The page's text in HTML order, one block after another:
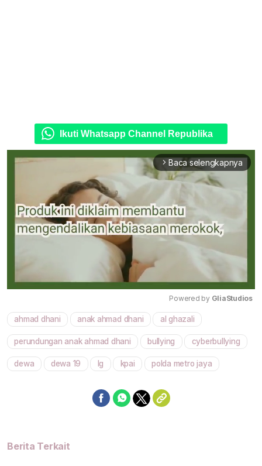
Ikuti Whatsapp Channel Republika
arrow_forward_ios Baca selengkapnya
Powered by GliaStudios
ahmad dhani anak ahmad dhani al ghazali
perundungan anak ahmad dhani bullying cyberbullying
dewa dewa 19 lg kpai polda metro jaya
Berita Terkait